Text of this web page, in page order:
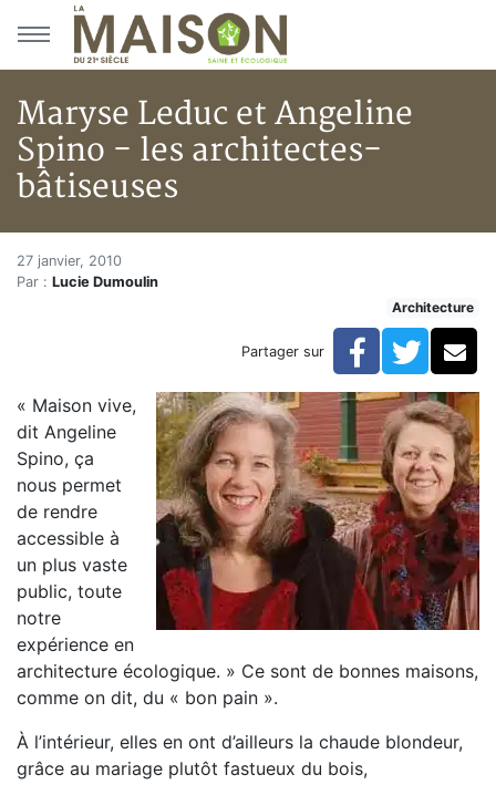
Aller au menu principal
Aller au contenu principal
Maryse Leduc et Angeline
Spino - les architectes-
bâtiseuses
Accueil
Articles
Maryse Leduc et Angeline Spino - les architectes-
Maryse Leduc et Angeline
27 janvier, 2010
Par : Lucie Dumoulin
Architecture
Partager sur Facebook
« Maison vive,
dit Angeline
Spino, ça
nous permet
de rendre
accessible à
un plus vaste
public, toute
notre
expérience en
architecture écologique. » Ce sont de bonnes maisons,
comme on dit, du « bon pain ».
À l’intérieur, elles en ont d’ailleurs la chaude blondeur,
grâce au mariage plutôt fastueux du bois,